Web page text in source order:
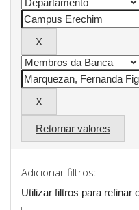
Retornar valores
Adicionar filtros:
Utilizar filtros para refinar